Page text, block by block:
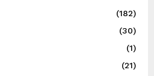
(182)
(30)
(1)
(21)